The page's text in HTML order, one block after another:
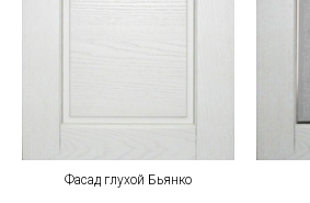
Фасад глухой Бьянко